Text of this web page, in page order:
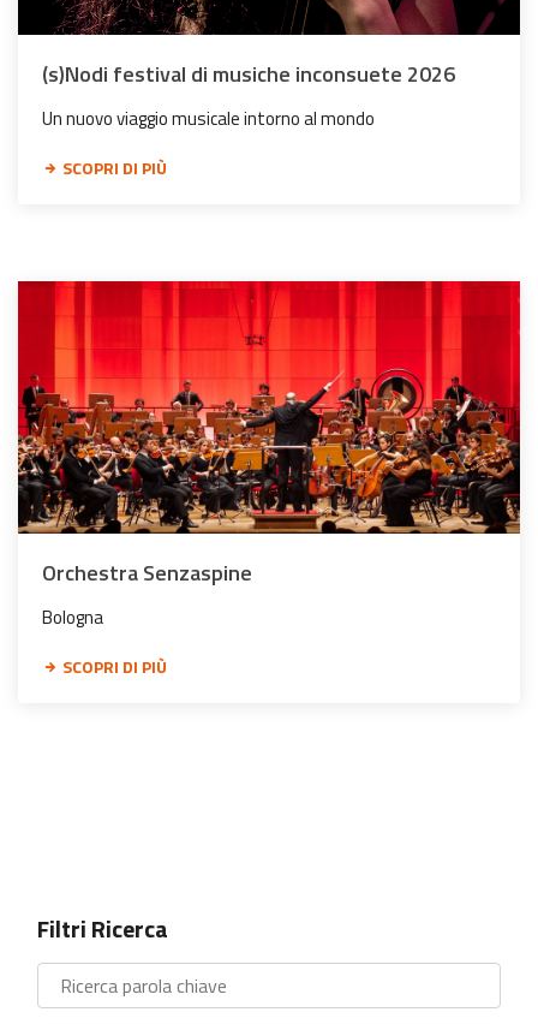
(s)Nodi festival di musiche inconsuete 2026
Un nuovo viaggio musicale intorno al mondo
SCOPRI DI PIÙ
Orchestra Senzaspine
Bologna
SCOPRI DI PIÙ
Filtri Ricerca